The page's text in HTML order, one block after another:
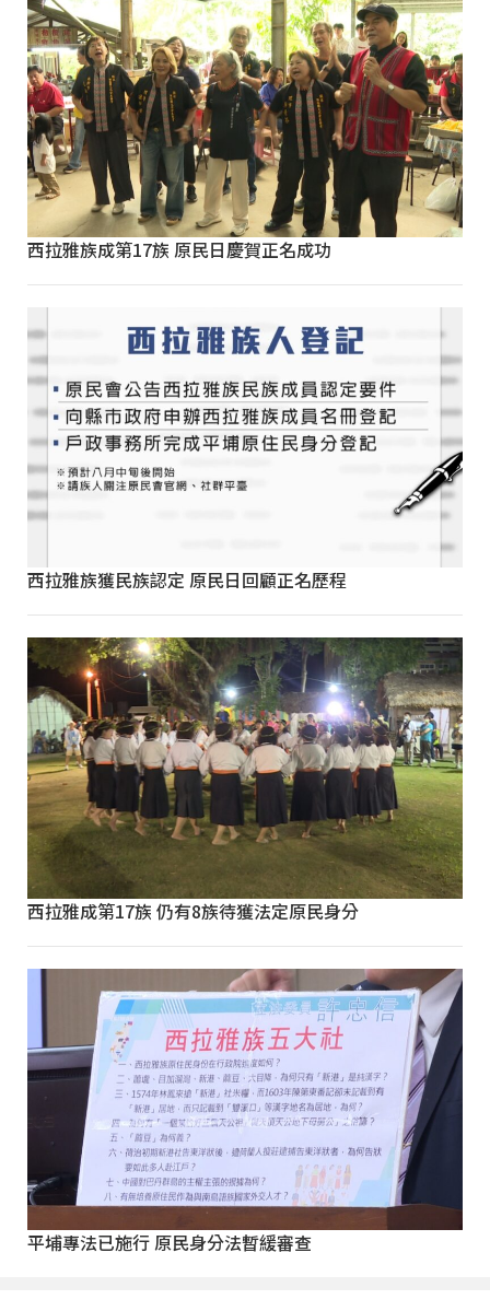
西拉雅族成第17族 原民日慶賀正名成功
西拉雅族獲民族認定 原民日回顧正名歷程
西拉雅成第17族 仍有8族待獲法定原民身分
平埔專法已施行 原民身分法暫緩審查